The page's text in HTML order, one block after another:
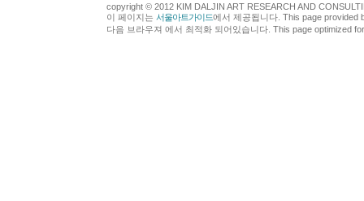
copyright © 2012 KIM DALJIN ART RESEARCH AND
이 페이지는 서울아트가이드에서 제공됩니다. This page provided
다음 브라우져 에서 최적화 되어있습니다. This page optimized